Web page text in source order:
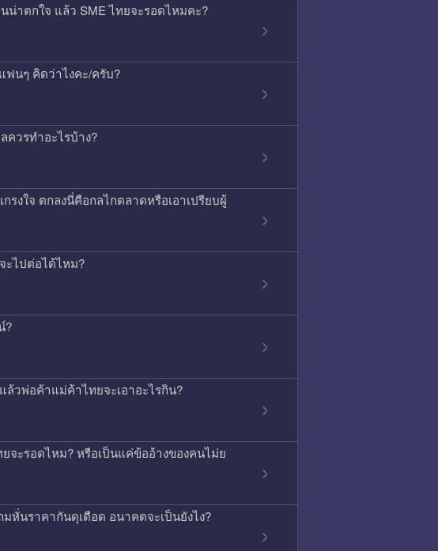
าตกใจ แล้ว SME ไทยจะรอดไหมคะ?
ฟนๆ คิดว่าไงคะ/ครับ?
ควรทำอะไรบ้าง?
งใจ ตกลงนี่คือกลไกตลาดหรือเอาเปรียบผู้
ะไปต่อได้ไหม?
?
วพ่อค้าแม่ค้าไทยจะเอาอะไรกิน?
ะรอดไหม? หรือเป็นแค่ข้ออ้างของคนไม่ย
นราคากันดุเดือด อนาคตจะเป็นยังไง?